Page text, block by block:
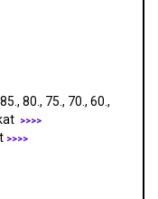
80., 75., 70., 60.,
>>>>
>>>>